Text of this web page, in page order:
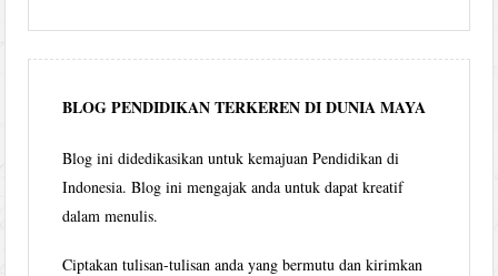
per
bulan
BLOG PENDIDIKAN TERKEREN DI DUNIA MAYA
Blog ini didedikasikan untuk kemajuan Pendidikan di
Indonesia. Blog ini mengajak anda untuk dapat kreatif
dalam menulis.
Ciptakan tulisan-tulisan anda yang bermutu dan kirimkan